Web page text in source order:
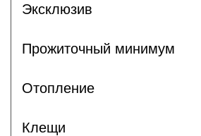
Эксклюзив
Прожиточный минимум
Отопление
Клещи